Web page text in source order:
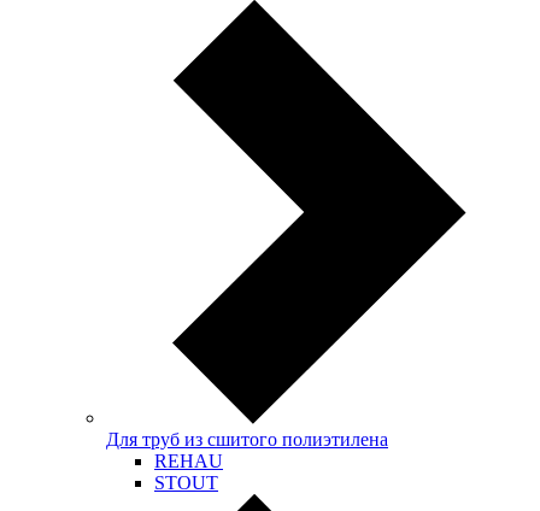
Для труб из сшитого полиэтилена
REHAU
STOUT